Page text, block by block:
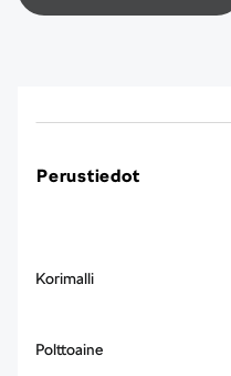
Perustiedot
Korimalli
Polttoaine